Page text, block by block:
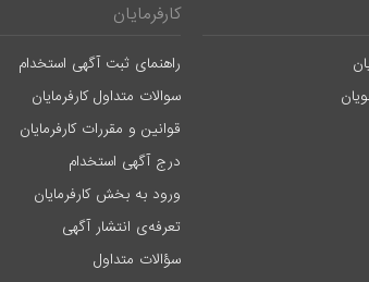
کارفرمایان
راهنمای ثبت آگهی استخدام
سوالات متداول کارفرمایان
قوانین و مقررات کارفرمایان
درج آگهی استخدام
ورود به بخش کارفرمایان
تعرفه‌ی انتشار آگهی
سؤالات متداول